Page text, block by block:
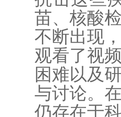
苗、核酸
不断出现
观看了视
困难以及
与讨论。
仍存在于